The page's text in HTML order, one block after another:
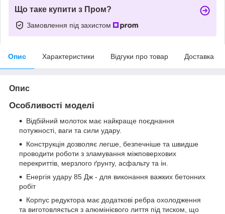
Що таке купити з Пром?
Замовлення під захистом
Опис Характеристики Відгуки про товар Доставка
Опис
Особливості моделі
Відбійний молоток має найкраще поєднання
потужності, ваги та сили удару.
Конструкція дозволяє легше, безпечніше та швидше
проводити роботи з зламування міжповерхових
перекриттів, мерзлого ґрунту, асфальту та ін.
Енергія удару 85 Дж - для виконання важких бетонних
робіт
Корпус редуктора має додаткові ребра охолодження
та виготовляється з алюмінієвого лиття під тиском, що